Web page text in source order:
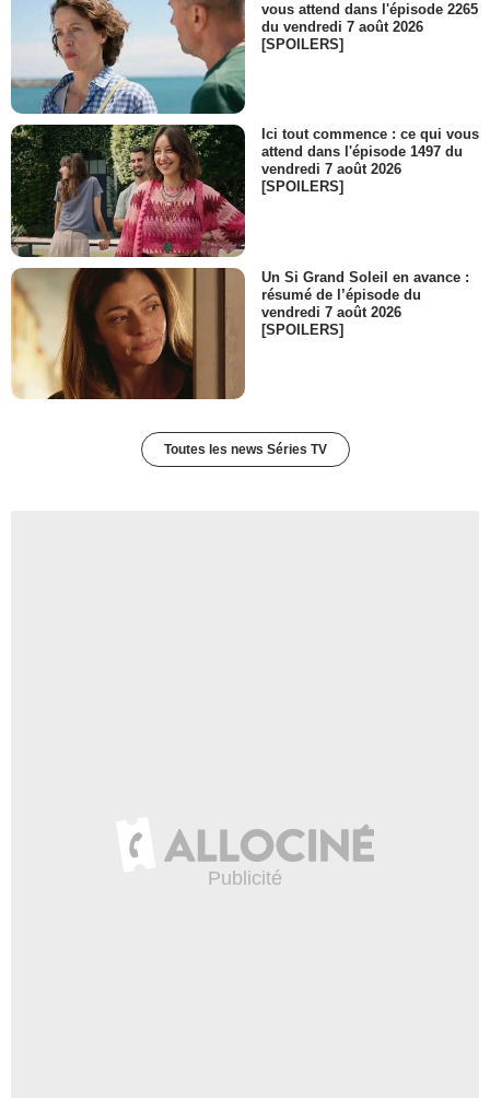
vous attend dans l'épisode 2265
du vendredi 7 août 2026
[SPOILERS]
Ici tout commence : ce qui vous
attend dans l'épisode 1497 du
vendredi 7 août 2026
[SPOILERS]
Un Si Grand Soleil en avance :
résumé de l’épisode du
vendredi 7 août 2026
[SPOILERS]
Toutes les news Séries TV